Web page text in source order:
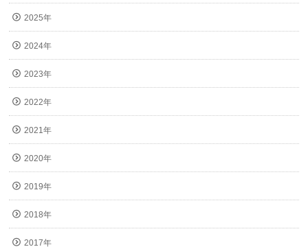
2025年
2024年
2023年
2022年
2021年
2020年
2019年
2018年
2017年